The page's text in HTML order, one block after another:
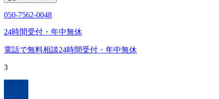
050-7562-0048
24時間受付・年中無休
電話で無料相談24時間受付・年中無休
3